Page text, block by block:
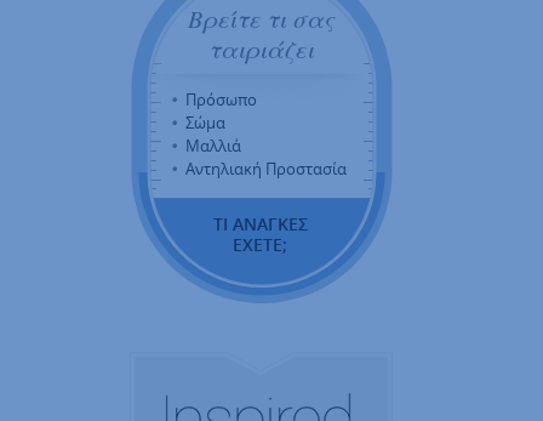
Βρείτε τι σας
ταιριάζει
Πρόσωπο
Σώμα
Μαλλιά
Αντηλιακή Προστασία
ΤΙ ΑΝΑΓΚΕΣ
ΕΧΕΤΕ;